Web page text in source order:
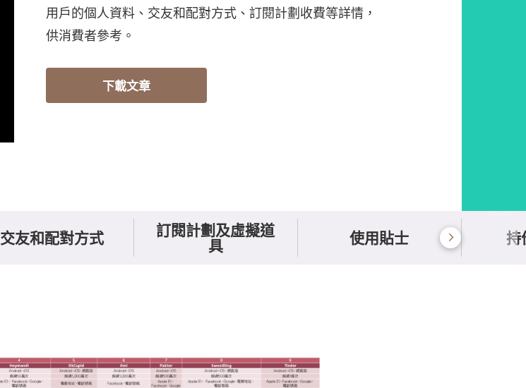
用戶的個人資料、交友和配對方式、訂閱計劃收費等詳情，
供消費者參考。
下載文章
交友和配對方式 訂閱計劃及虛擬道
具 使用貼士 持